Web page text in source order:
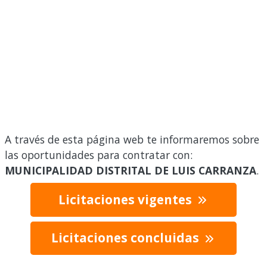
A través de esta página web te informaremos sobre
las oportunidades para contratar con:
MUNICIPALIDAD DISTRITAL DE LUIS CARRANZA.
Licitaciones vigentes
Licitaciones concluidas